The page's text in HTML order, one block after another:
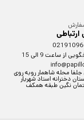
ارتباطی
از ساعت 9 الی 15
محله شاهمار روبه روی
دخترانه استاد شهریار
نگین طبقه همکف